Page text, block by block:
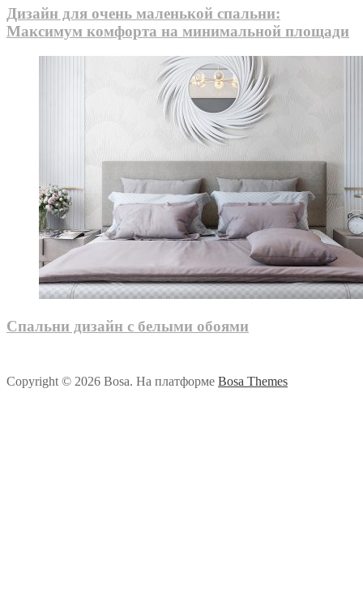
Дизайн для очень маленькой спальни:
Максимум комфорта на минимальной площади
Спальни дизайн с белыми обоями
Copyright © 2026 Bosa. На платформе Bosa Themes